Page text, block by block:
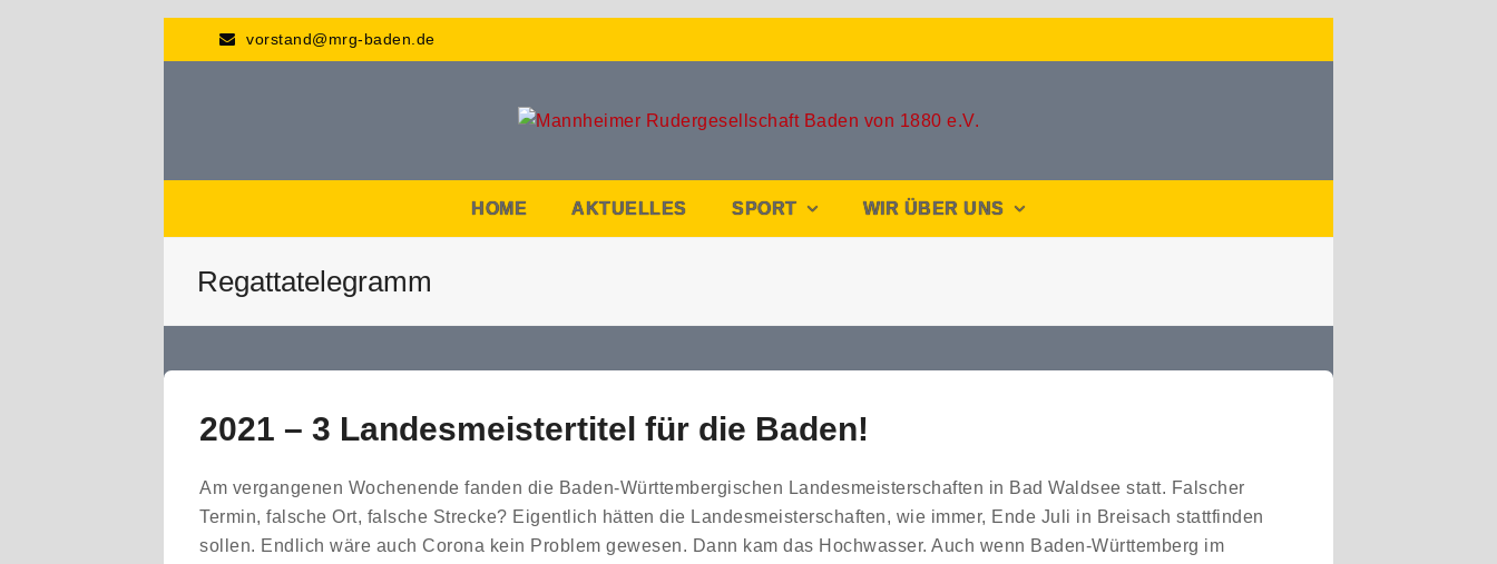
vorstand@mrg-baden.de
HOME AKTUELLES SPORT WIR ÜBER UNS
Regattatelegramm
2021 – 3 Landesmeistertitel für die Baden!
Am vergangenen Wochenende fanden die Baden-Württembergischen Landesmeisterschaften in Bad Waldsee statt. Falscher
Termin, falsche Ort, falsche Strecke? Eigentlich hätten die Landesmeisterschaften, wie immer, Ende Juli in Breisach stattfinden
sollen. Endlich wäre auch Corona kein Problem gewesen. Dann kam das Hochwasser. Auch wenn Baden-Württemberg im